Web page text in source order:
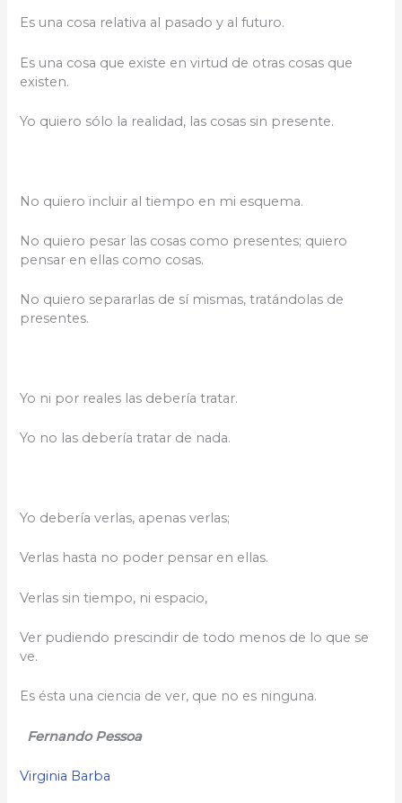
Es una cosa relativa al pasado y al futuro.
Es una cosa que existe en virtud de otras cosas que
existen.
Yo quiero sólo la realidad, las cosas sin presente.
No quiero incluir al tiempo en mi esquema.
No quiero pesar las cosas como presentes; quiero
pensar en ellas como cosas.
No quiero separarlas de sí mismas, tratándolas de
presentes.
Yo ni por reales las debería tratar.
Yo no las debería tratar de nada.
Yo debería verlas, apenas verlas;
Verlas hasta no poder pensar en ellas.
Verlas sin tiempo, ni espacio,
Ver pudiendo prescindir de todo menos de lo que se
ve.
Es ésta una ciencia de ver, que no es ninguna.
Fernando Pessoa
Virginia Barba